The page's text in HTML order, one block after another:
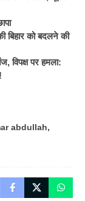
बिहार को बदलने की
विपक्ष पर हमला:
abdullah